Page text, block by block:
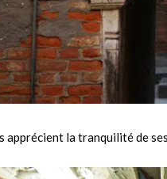
apprécient la tranquilité de